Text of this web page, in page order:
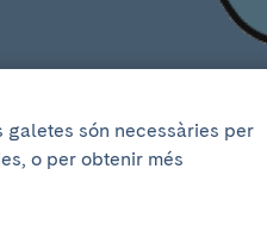
són necessàries per
o per obtenir més